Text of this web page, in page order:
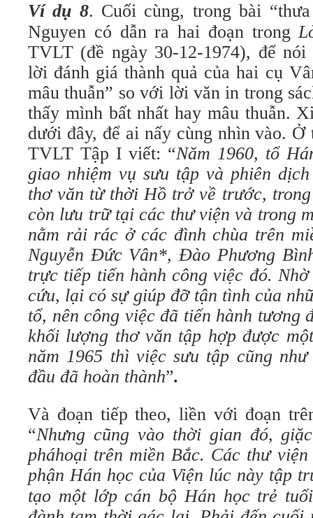
Ví dụ 8. Cuối cùng, trong bài
Nguyen có dẫn ra hai đoạn trong
TVLT (đề ngày 30-12-1974), để
lời đánh giá thành quả của hai cụ
mâu thuẫn” so với lời văn in trong
thấy mình bất nhất hay mâu thuẫn.
dưới đây, để ai nấy cùng nhìn vào.
TVLT Tập I viết: “Năm 1960, tổ
giao nhiệm vụ sưu tập và phiên
thơ văn từ thời Hồ trở về trước,
còn lưu trữ tại các thư viện và trong
nằm rải rác ở các đình chùa trên
Nguyễn Đức Vân*, Đào Phương
trực tiếp tiến hành công việc đó.
cứu, lại có sự giúpđỡ tận tình của
tổ, nên công việc đã tiến hành tương
khối lượng thơvăn tập hợp được
năm 1965 thì việc sưu tập cũng nh
đầu đã hoàn thành”.
Và đoạn tiếp theo, liền với đoạn
“Nhưng cũng vào thời gian đó, giặc
pháhoại trên miền Bắc. Các thư viện
phận Hán học của Viện lúc này tập
tạo một lớp cán bộ Hán học trẻ tuổi